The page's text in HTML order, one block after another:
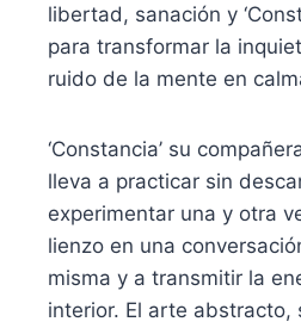
libertad, sanación y
para transformar la
ruido de la mente en
‘Constancia’ su
lleva a practicar sin
experimentar una y otra
lienzo en una
misma y a transmitir la
interior. El arte abstracto,